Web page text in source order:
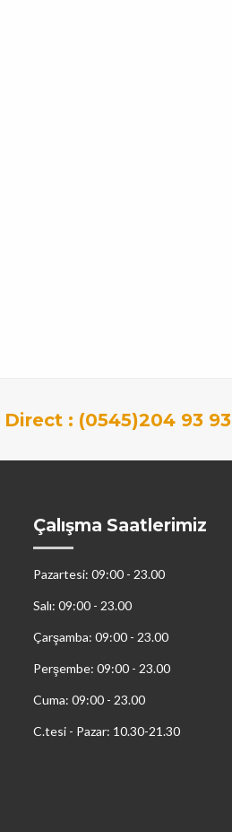
Direct : (0545)204 93 93
Çalışma Saatlerimiz
Pazartesi: 09:00 - 23.00
Salı: 09:00 - 23.00
Çarşamba: 09:00 - 23.00
Perşembe: 09:00 - 23.00
Cuma: 09:00 - 23.00
C.tesi - Pazar: 10.30-21.30